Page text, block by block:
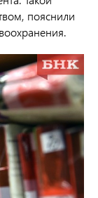
пояснили